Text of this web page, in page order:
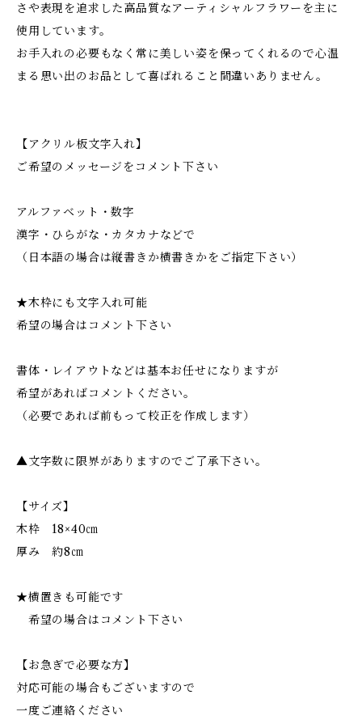
さや表現を追求した高品質なアーティシャルフラワーを主に
使用しています。
お手入れの必要もなく常に美しい姿を保ってくれるので心温
まる思い出のお品として喜ばれること間違いありません。
【アクリル板文字入れ】
ご希望のメッセージをコメント下さい
アルファベット・数字
漢字・ひらがな・カタカナなどで
（日本語の場合は縦書きか横書きかをご指定下さい）
★木枠にも文字入れ可能
希望の場合はコメント下さい
書体・レイアウトなどは基本お任せになりますが
希望があればコメントください。
（必要であれば前もって校正を作成します）
▲文字数に限界がありますのでご了承下さい。
【サイズ】
木枠 18×40㎝
厚み 約8㎝
★横置きも可能です
希望の場合はコメント下さい
【お急ぎで必要な方】
対応可能の場合もございますので
一度ご連絡ください